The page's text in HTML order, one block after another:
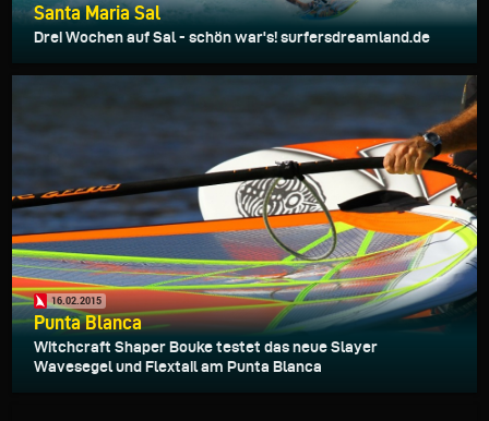
Santa Maria Sal
Drei Wochen auf Sal - schön war's! surfersdreamland.de
16.02.2015
Punta Blanca
Witchcraft Shaper Bouke testet das neue Slayer
Wavesegel und Flextail am Punta Blanca